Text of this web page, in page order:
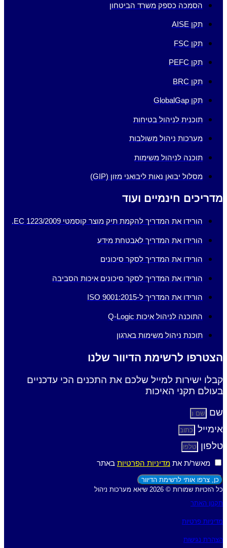
הסמכה כספק משרד הביטחון
תקן AISE
תקן FSC
תקן PEFC
תקן BRC
תקן GlobalGap
תוכנית לניהול בטיחות
מערכות ניהול משולבות
תוכנה לניהול משימות
מסלול יבואן נאות ליבואני מזון (GIP)
מדריכים חינמיים ועוד
הורידו את המדריך להקמת תיק מוצר קוסמטי EC 1223/2009.
הורידו את המדריך לאבטחת מידע
הורידו את המדריך לסקר סיכונים
הורידו את המדריך לסקר סיכונים איכות הסביבה
הורידו את המדריך ל-ISO 9001:2015
התוכנה לניהול איכות Q-Logic
תוכנת ניהול משימות בארגון
הצטרפו לרשימת הדיוור שלנו
קבלו ישירות למייל שלכם את התכנים הכי עדכניים
בעולם תקני האיכות
שם
אימייל
טלפון
מאשר/ת את מדיניות הפרטיות באתר
כן, צרפו אותי לרשימת הדיוור
כל הזכויות שמורות © 2026 שיאא מערכות ניהול
תקנון האתר
מדיניות פרטיות
הצהרת נגישות